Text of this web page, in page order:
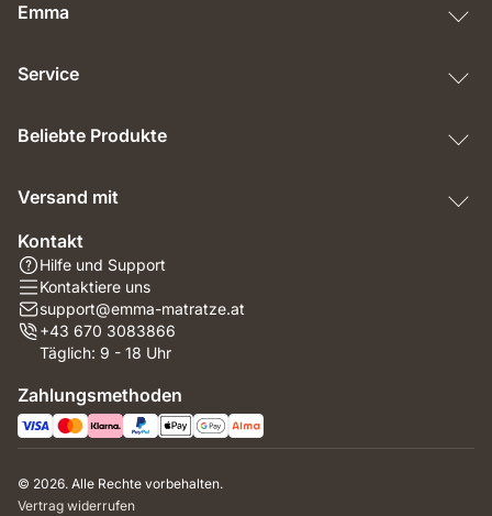
Emma
Service
Beliebte Produkte
Versand mit
Kontakt
Hilfe und Support
Kontaktiere uns
support@emma-matratze.at
+43 670 3083866
Täglich: 9 - 18 Uhr
Zahlungsmethoden
© 2026. Alle Rechte vorbehalten.
Vertrag widerrufen